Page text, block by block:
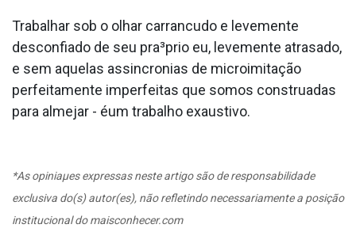
Trabalhar sob o olhar carrancudo e levemente
desconfiado de seu pra³prio eu, levemente atrasado,
e sem aquelas assincronias de microimitação
perfeitamente imperfeitas que somos construa­das
para almejar - éum trabalho exaustivo.
*As opiniaµes expressas neste artigo são de responsabilidade
exclusiva do(s) autor(es), não refletindo necessariamente a posição
institucional do maisconhecer.com